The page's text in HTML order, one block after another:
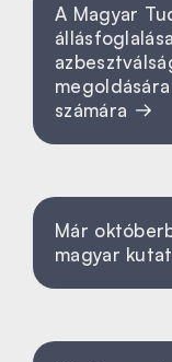
A Magyar
számára
Már
magyar